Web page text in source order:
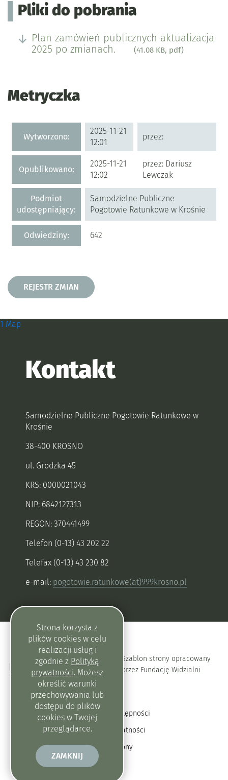
Strona korzysta z
plików cookies w celu
realizacji usług i
zgodnie z Polityką
prywatności. Możesz
określić warunki
przechowywania lub
dostępu do plików
cookies w Twojej
przeglądarce.
ZAMKNIJ
Pliki do pobrania
Plan zamówień publicznych aktualizacja
2025 po zmianach.
(41.08 KB, pdf)
Metryczka
Metryczka
Wytworzono:
2025-11-21
12:01
przez:
Opublikowano:
2025-11-21
12:02
przez: Dariusz
Lewczak
Podmiot
udostępniający:
Samodzielne Publiczne
Pogotowie Ratunkowe w Krośnie
Odwiedziny: 642
Rejestr zmian
REJESTR ZMIAN
Zobacz, gdzie się znajdujemy
1 Map
Kontakt
Samodzielne Publiczne Pogotowie Ratunkowe w
Krośnie
38-400 KROSNO
ul. Grodzka 45
KRS: 0000021043
NIP: 6842127313
REGON: 370441499
Telefon (0-13) 43 202 22
Telefax (0-13) 43 230 82
e-mail: pogotowie.ratunkowe(at)999krosno.pl
Szablon strony opracowany
przez Fundację Widzialni
Deklaracja dostępności
Polityka prywatności
Mapa strony